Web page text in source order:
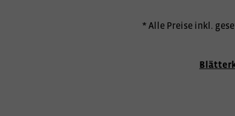
* Alle Preise inkl.